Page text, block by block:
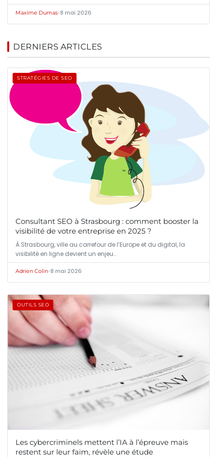
Maxime Dumas•8 mai 2026
DERNIERS ARTICLES
STRATÉGIES DE SEO
Consultant SEO à Strasbourg : comment booster la
visibilité de votre entreprise en 2025 ?
À Strasbourg, ville au carrefour de l’Europe et du digital, la
visibilité en ligne devient un enjeu…
Adrien Colin•8 mai 2026
OUTILS SEO
Les cybercriminels mettent l’IA à l’épreuve mais
restent sur leur faim, révèle une étude